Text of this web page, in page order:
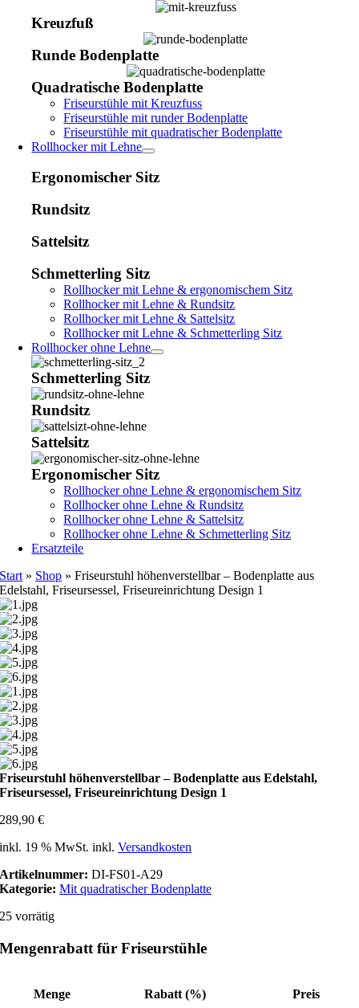
Kreuzfuß
Runde Bodenplatte
Quadratische Bodenplatte
Friseurstühle mit Kreuzfuss
Friseurstühle mit runder Bodenplatte
Friseurstühle mit quadratischer Bodenplatte
Rollhocker mit Lehne
Ergonomischer Sitz
Rundsitz
Sattelsitz
Schmetterling Sitz
Rollhocker mit Lehne & ergonomischem Sitz
Rollhocker mit Lehne & Rundsitz
Rollhocker mit Lehne & Sattelsitz
Rollhocker mit Lehne & Schmetterling Sitz
Rollhocker ohne Lehne
Schmetterling Sitz
Rundsitz
Sattelsitz
Ergonomischer Sitz
Rollhocker ohne Lehne & ergonomischem Sitz
Rollhocker ohne Lehne & Rundsitz
Rollhocker ohne Lehne & Sattelsitz
Rollhocker ohne Lehne & Schmetterling Sitz
Ersatzteile
Start » Shop »Friseurstuhl höhenverstellbar – Bodenplatte aus
Edelstahl, Friseursessel, Friseureinrichtung Design 1
Friseurstuhl höhenverstellbar – Bodenplatte aus Edelstahl,
Friseursessel, Friseureinrichtung Design 1
289,90€
inkl. 19 % MwSt. inkl.Versandkosten
Artikelnummer: DI-FS01-A29
Kategorie: Mit quadratischer Bodenplatte
25 vorrätig
Mengenrabatt für Friseurstühle
Menge Rabatt (%) Preis